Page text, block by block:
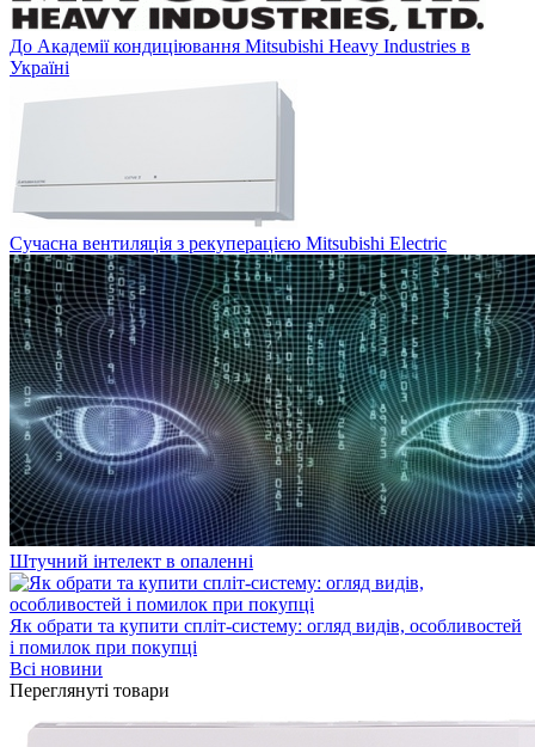
До Академії кондиціювання Mitsubishi Heavy Industries в
Україні
Сучасна вентиляція з рекуперацією Mitsubishi Electric
Штучний інтелект в опаленні
Як обрати та купити спліт-систему: огляд видів, особливостей
і помилок при покупці
Всі новини
Переглянуті товари